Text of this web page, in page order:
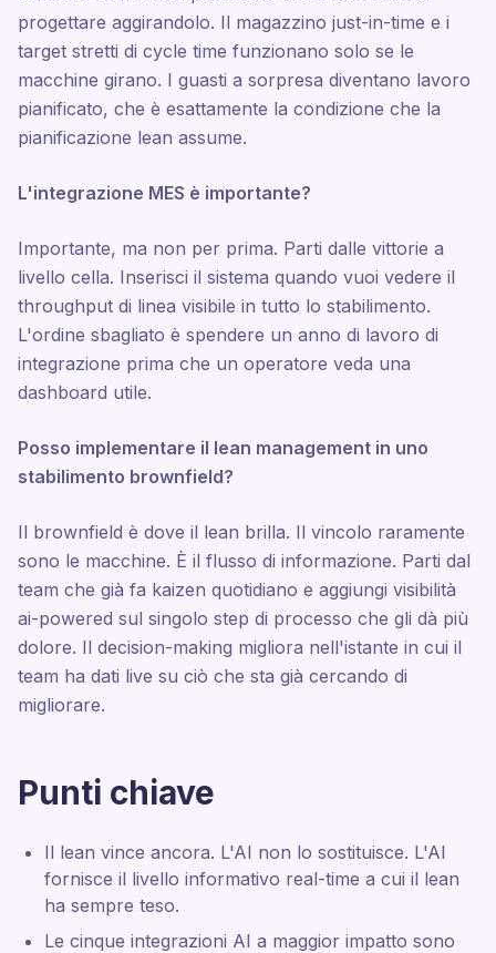
progettare aggirandolo. Il magazzino just-in-time e i
target stretti di cycle time funzionano solo se le
macchine girano. I guasti a sorpresa diventano lavoro
pianificato, che è esattamente la condizione che la
pianificazione lean assume.
L'integrazione MES è importante?
Importante, ma non per prima. Parti dalle vittorie a
livello cella. Inserisci il sistema quando vuoi vedere il
throughput di linea visibile in tutto lo stabilimento.
L'ordine sbagliato è spendere un anno di lavoro di
integrazione prima che un operatore veda una
dashboard utile.
Posso implementare il lean management in uno
stabilimento brownfield?
Il brownfield è dove il lean brilla. Il vincolo raramente
sono le macchine. È il flusso di informazione. Parti dal
team che già fa kaizen quotidiano e aggiungi visibilità
ai-powered sul singolo step di processo che gli dà più
dolore. Il decision-making migliora nell'istante in cui il
team ha dati live su ciò che sta già cercando di
migliorare.
Punti chiave
Il lean vince ancora. L'AI non lo sostituisce. L'AI
fornisce il livello informativo real-time a cui il lean
ha sempre teso.
Le cinque integrazioni AI a maggior impatto sono